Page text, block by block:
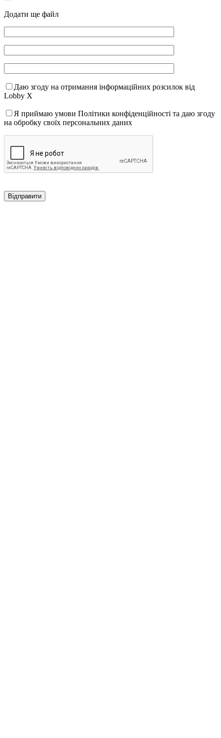
Додати ще файл
Даю згоду на отримання інформаційних розсилок від
Lobby X
Я приймаю умови Політики конфіденційності та даю згоду
на обробку своїх персональних даних